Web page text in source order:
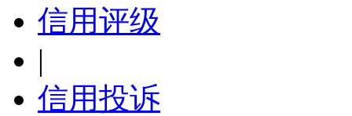
信用评级
|
信用投诉